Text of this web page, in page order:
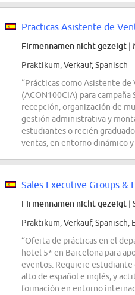
Practicas Asistente de
Firmennamen nicht gezeigt |
Praktikum, Verkauf, Spanisch
“Prácticas como Asistente de
(ACON100CIA) para campaña
recepción, organización de
gestión administrativa y
estudiantes o recién
ventas, en entorno dinámico
Firmennamen nicht gezeigt |
Praktikum, Verkauf, Spanisch,
“Oferta de prácticas en el
hotel 5* en Barcelona para
eventos. Requiere
alto de español e inglés, y
formación en entorno